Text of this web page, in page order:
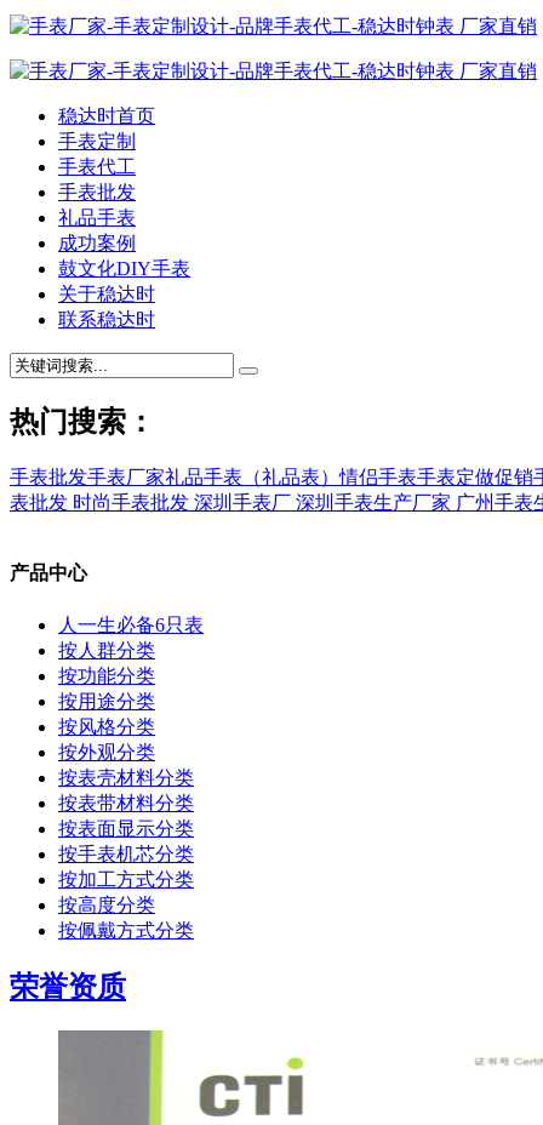
稳达时首页
手表定制
手表代工
手表批发
礼品手表
成功案例
鼓文化DIY手表
关于稳达时
联系稳达时
热门搜索：
手表批发手表厂家礼品手表（礼品表）情侣手表手表定做促销
表批发 时尚手表批发 深圳手表厂 深圳手表生产厂家 广州手表
产品中心
人一生必备6只表
按人群分类
按功能分类
按用途分类
按风格分类
按外观分类
按表壳材料分类
按表带材料分类
按表面显示分类
按手表机芯分类
按加工方式分类
按高度分类
按佩戴方式分类
荣誉资质